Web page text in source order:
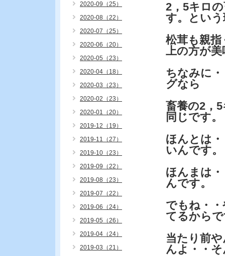
2，5キロ
す。とい
松茸も親
上の方が
ちなみに
グなら
畜養の2，
同じです。
ほんとは
いんです。
ほんまは
んです。
でもね・
てるから
当たり前
んよ・・
2020-09（25）
2020-08（22）
2020-07（25）
2020-06（20）
2020-05（23）
2020-04（18）
2020-03（23）
2020-02（23）
2020-01（20）
2019-12（19）
2019-11（27）
2019-10（23）
2019-09（22）
2019-08（23）
2019-07（22）
2019-06（24）
2019-05（26）
2019-04（24）
2019-03（21）